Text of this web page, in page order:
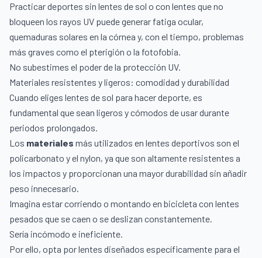
Practicar deportes sin lentes de sol o con lentes que no
bloqueen los rayos UV puede generar fatiga ocular,
quemaduras solares en la córnea y, con el tiempo, problemas
más graves como el pterigión o la fotofobia.
No subestimes el poder de la protección UV.
Materiales resistentes y ligeros: comodidad y durabilidad
Cuando eliges lentes de sol para hacer deporte, es
fundamental que sean ligeros y cómodos de usar durante
periodos prolongados.
Los materiales más utilizados en lentes deportivos son el
policarbonato y el nylon, ya que son altamente resistentes a
los impactos y proporcionan una mayor durabilidad sin añadir
peso innecesario.
Imagina estar corriendo o montando en bicicleta con lentes
pesados que se caen o se deslizan constantemente.
Sería incómodo e ineficiente.
Por ello, opta por lentes diseñados específicamente para el